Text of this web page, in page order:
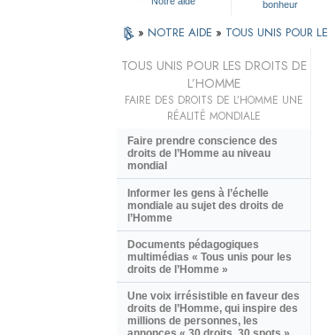
bonheur
» NOTRE AIDE » TOUS UNIS POUR
TOUS UNIS POUR LES DROITS DE
L’HOMME
FAIRE DES DROITS DE L’HOMME UNE
RÉALITÉ MONDIALE
Faire prendre conscience des
droits de l’Homme au niveau
mondial
Informer les gens à l’échelle
mondiale au sujet des droits de
l’Homme
Documents pédagogiques
multimédias « Tous unis pour les
droits de l’Homme »
Une voix irrésistible en faveur des
droits de l’Homme, qui inspire des
millions de personnes, les